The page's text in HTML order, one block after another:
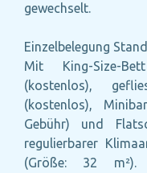
gewechselt.
Einzelbelegung
Mit King-Size-
(kostenlos),
(kostenlos),
Gebühr) und
regulierbarer
(Größe: 32 m²).